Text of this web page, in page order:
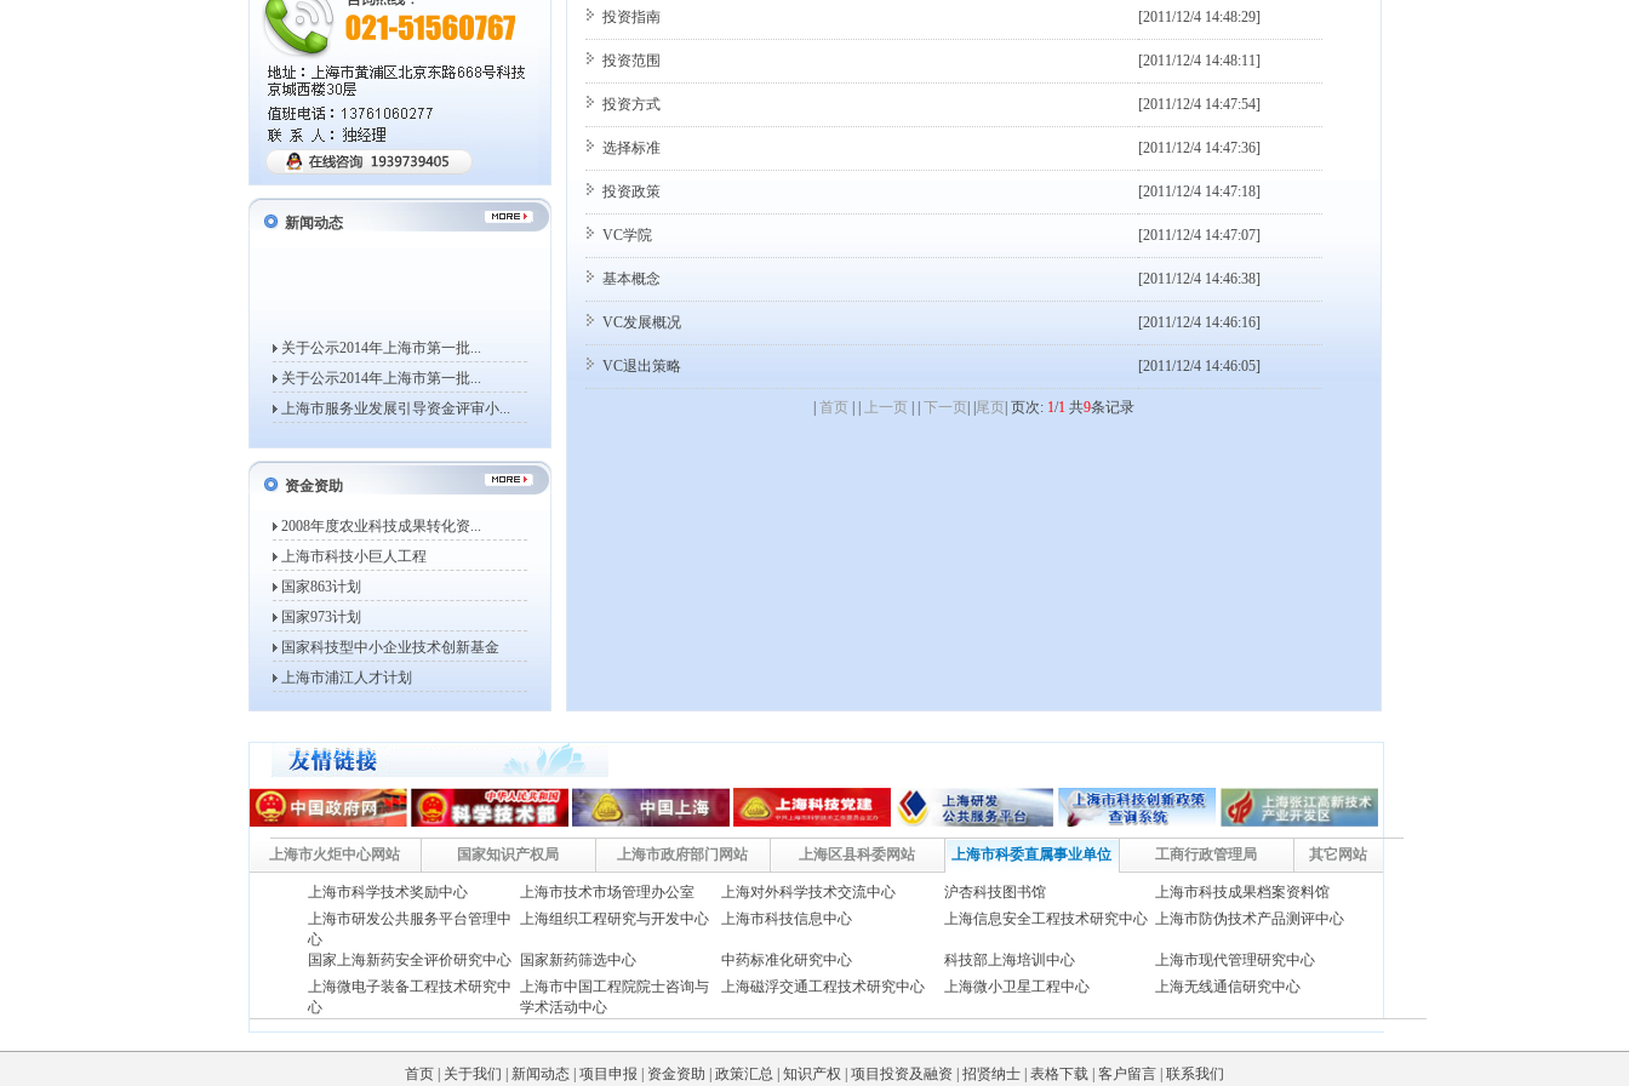
新闻动态
关于公示2014年上海市第一批...
关于公示2014年上海市第一批...
上海市服务业发展引导资金评审小...
关于组织申报2014年度上海市...
上海市经济信息化委关于组织申报...
关于公示2013年上海市第一批...
2013年度高新技术企业认定工...
2013年高新技术企业复审、更...
2013年度上海市软件和集成电...
2013年度第一批上海市信息化...
2013年度上海市战略性新兴产...
关于开展2011年度上海市软件...
2012年度上海市科技型中小企...
2012年度上海市信息化发展专...
关于组织申报2012年度上海市...
关于做好2012年度上海市科技...
关于开展2012年度高新技术企...
关于开展2012年高新技术企业...
上海市服务业发展引导资金评审小...
关于公示2011年上海市第三批...
关于公示2011年上海市第二批...
资金资助
2008年度农业科技成果转化资...
上海市科技小巨人工程
国家863计划
国家973计划
国家科技型中小企业技术创新基金
上海市浦江人才计划
投资指南 [2011/12/4 14:48:29]
投资范围 [2011/12/4 14:48:11]
投资方式 [2011/12/4 14:47:54]
选择标准 [2011/12/4 14:47:36]
投资政策 [2011/12/4 14:47:18]
VC学院 [2011/12/4 14:47:07]
基本概念 [2011/12/4 14:46:38]
VC发展概况 [2011/12/4 14:46:16]
VC退出策略 [2011/12/4 14:46:05]
首页| | 上一页| | 下一页| | 尾页| 页次: 1/1共9条记录
上海市火炬中心网站 国家知识产权局 上海市政府部门网站 上海区县科委网站 上海市科委直属事业单位 工商行政管理局 其它网站
上海市科学技术奖励中心 上海市技术市场管理办公室 上海对外科学技术交流中心 沪杏科技图书馆
上海市科技成果档案资料馆
上海市研发公共服务平台管理中
心
上海组织工程研究与开发中心 上海市科技信息中心 上海信息安全工程技术研究中心 上海市防伪技术产品测评中心
国家上海新药安全评价研究中心 国家新药筛选中心 中药标准化研究中心 科技部上海培训中心
上海市现代管理研究中心
上海微电子装备工程技术研究中
心
上海市中国工程院院士咨询与
学术活动中心
上海磁浮交通工程技术研究中心 上海微小卫星工程中心 上海无线通信研究中心
上海市生物医药科技产业促进中
心(上海新药研究开发中心)
上海科技发展总公司 上海高性能集成电路设计中心 上海信息安全基础设施研究中心 上海市科技创业中心(上海市高新
技术成果转化服务中心、上海市
火炬高技术产业开发中心
首页 关于我们 新闻动态 项目申报 资金资助 政策汇总 知识产权 项目投资及融资 招贤纳士 表格下载 客户留言 联系我们